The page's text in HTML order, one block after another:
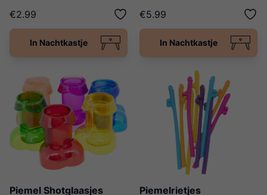
€2.99
In Nachtkastje
€5.99
In Nachtkastje
Piemel Shotglaasjes Piemelrietjes